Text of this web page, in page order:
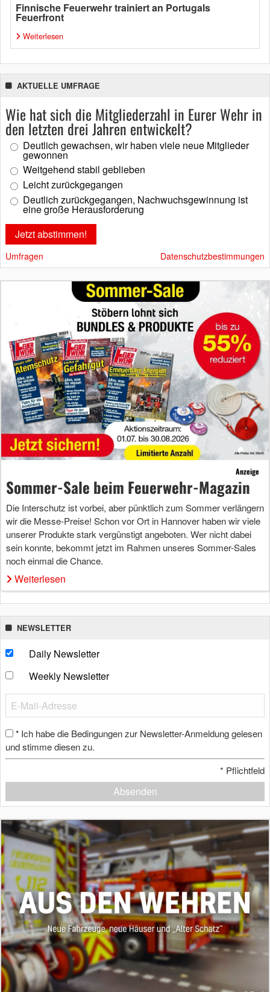
Finnische Feuerwehr trainiert an Portugals
Feuerfront
Weiterlesen
AKTUELLE UMFRAGE
Wie hat sich die Mitgliederzahl in Eurer Wehr in
den letzten drei Jahren entwickelt?
Deutlich gewachsen, wir haben viele neue Mitglieder
gewonnen
Weitgehend stabil geblieben
Leicht zurückgegangen
Deutlich zurückgegangen, Nachwuchsgewinnung ist
eine große Herausforderung
Umfragen Datenschutzbestimmungen
Anzeige
Sommer-Sale beim Feuerwehr-Magazin
Die Interschutz ist vorbei, aber pünktlich zum Sommer verlängern
wir die Messe-Preise! Schon vor Ort in Hannover haben wir viele
unserer Produkte stark vergünstigt angeboten. Wer nicht dabei
sein konnte, bekommt jetzt im Rahmen unseres Sommer-Sales
noch einmal die Chance.
Weiterlesen
NEWSLETTER
Daily Newsletter
Weekly Newsletter
* Ich habe die Bedingungen zur Newsletter-Anmeldung gelesen
und stimme diesen zu.
* Pflichtfeld
Absenden